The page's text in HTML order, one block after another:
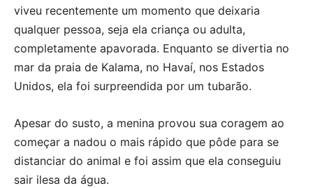
viveu recentemente um momento que deixaria
qualquer pessoa, seja ela criança ou adulta,
completamente apavorada. Enquanto se divertia no
mar da praia de Kalama, no Havaí, nos Estados
Unidos, ela foi surpreendida por um tubarão.
Apesar do susto, a menina provou sua coragem ao
começar a nadou o mais rápido que pôde para se
distanciar do animal e foi assim que ela conseguiu
sair ilesa da água.